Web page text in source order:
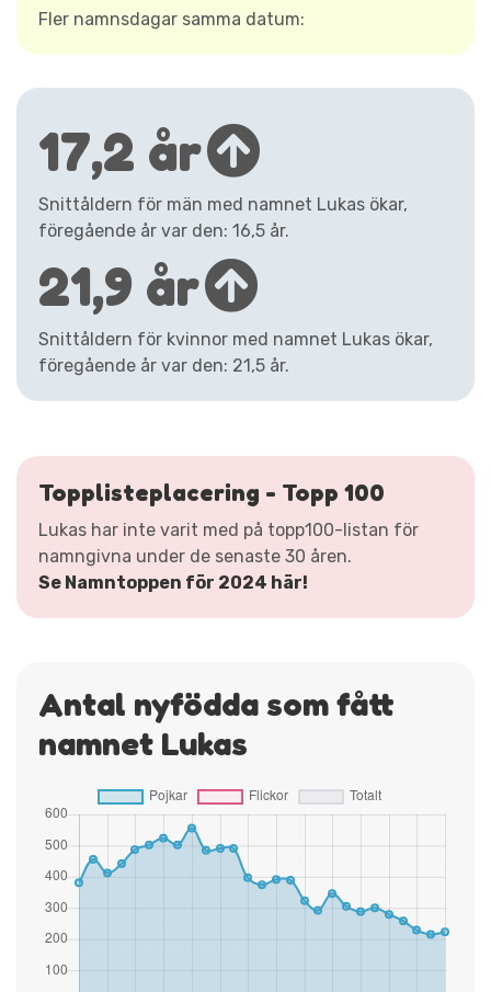
Fler namnsdagar samma datum:
17,2 år
Snittåldern för män med namnet Lukas ökar,
föregående år var den: 16,5 år.
21,9 år
Snittåldern för kvinnor med namnet Lukas ökar,
föregående år var den: 21,5 år.
Topplisteplacering - Topp 100
Lukas har inte varit med på topp100-listan för
namngivna under de senaste 30 åren.
Se Namntoppen för 2024 här!
Antal nyfödda som fått
namnet Lukas